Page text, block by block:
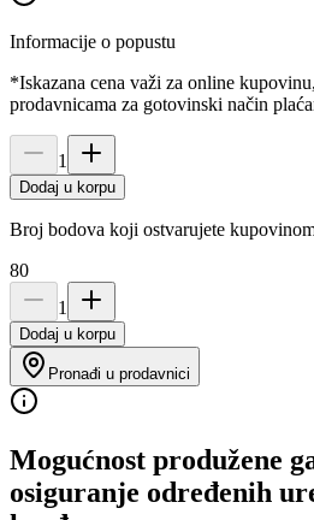
Informacije o popustu
*Iskazana cena važi za online
prodavnicama za gotovinski način
1
Dodaj u korpu
Broj bodova koji ostvarujete
80
1
Dodaj u korpu
Pronađi u prodavnici
Mogućnost produžene
osiguranje određenih